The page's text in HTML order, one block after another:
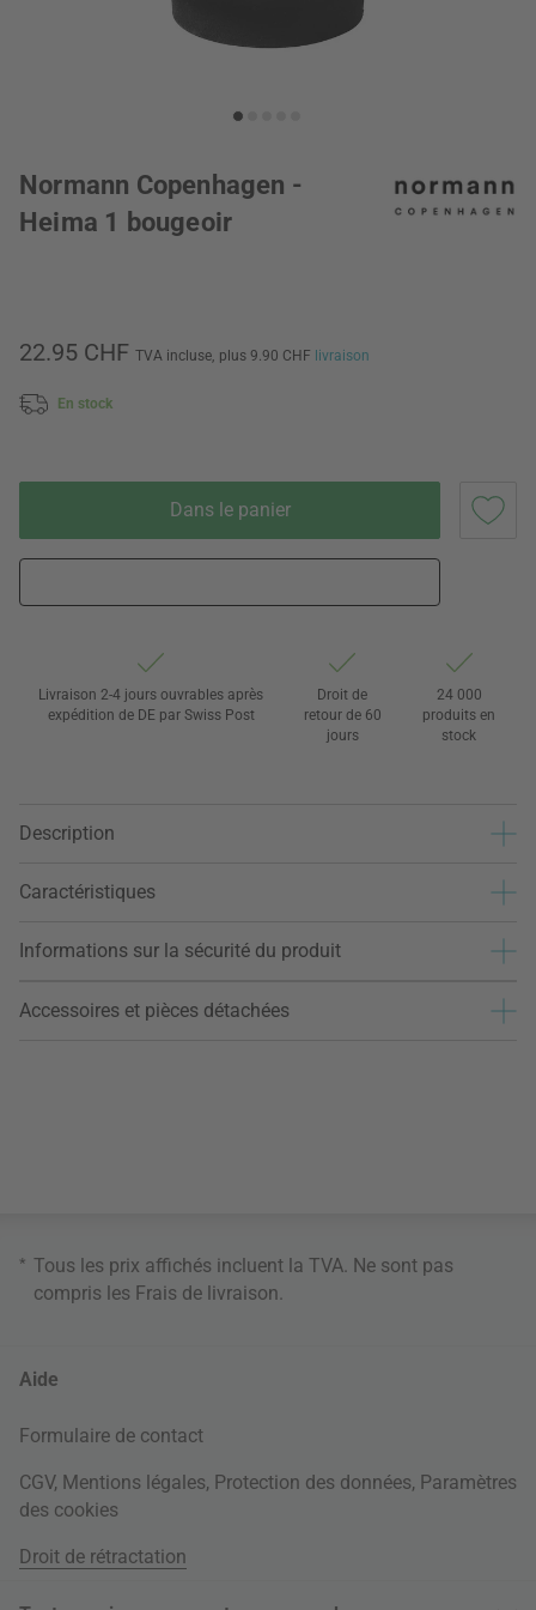
Normann Copenhagen -
Heima 1 bougeoir
22.95 CHF TVA incluse, plus 9.90 CHF livraison
En stock
Dans le panier
Livraison 2-4 jours ouvrables après
expédition de DE par Swiss Post
Droit de
retour de 60
jours
24 000
produits en
stock
Description
Caractéristiques
Informations sur la sécurité du produit
Accessoires et pièces détachées
* Tous les prix affichés incluent la TVA. Ne sont pas
compris les Frais de livraison
Aide
Formulaire de contact
CGV, Mentions légales, Protection des données, Paramètres
des cookies
Droit de rétractation